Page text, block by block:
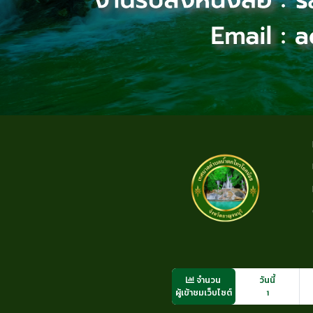
จำนวน
ผู้เข้าชมเว็บไซต์
วันนี้
1